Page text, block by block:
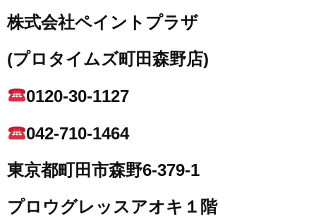
株式会社ペイントプラザ
(プロタイムズ町田森野店)
0120-30-1127
042-710-1464
東京都町田市森野6-379-1
プロウグレッスアオキ１階